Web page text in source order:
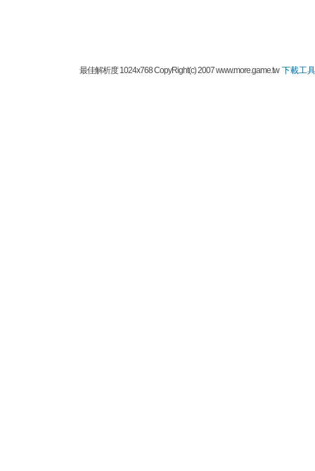
最佳解析度 1024x768 CopyRight(c) 2007 www.more.game.tw下載工